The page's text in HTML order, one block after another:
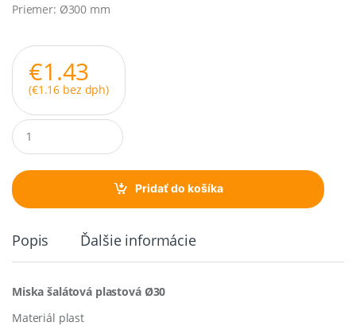
Priemer: Ø300 mm
€1.43
(€1.16 bez dph)
Q
u
a
t
i
Pridať do košíka
Popis Ďalšie informácie
Miska šalátová plastová Ø30
Materiál plast